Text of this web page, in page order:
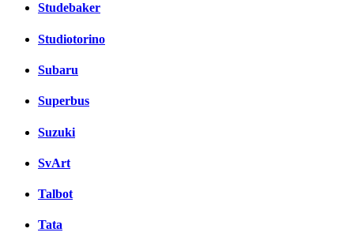
Studebaker
Studiotorino
Subaru
Superbus
Suzuki
SvArt
Talbot
Tata